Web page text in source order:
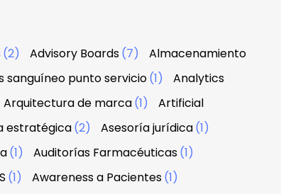
(2) Advisory Boards(7)
Almacenamiento
sanguíneo punto servicio(1)
Analytics
Arquitectura de marca(1)
Artificial
estratégica(2) Asesoría jurídica(1)
(1) Auditorías Farmacéuticas(1)
(1) Awareness a Pacientes(1)